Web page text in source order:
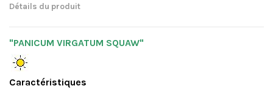
Détails du produit
"PANICUM VIRGATUM SQUAW"
Caractéristiques